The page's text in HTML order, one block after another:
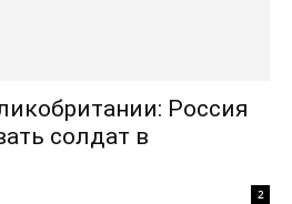
Россия
солдат в
2